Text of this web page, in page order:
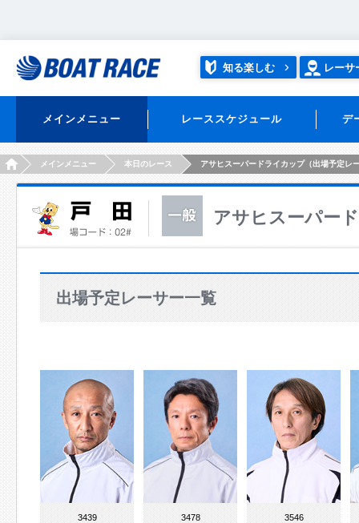
知る楽しむ レーサ
メインメニュー レーススケジュール デ
HOMEメインメニュー 本日のレース アサヒスーパードライカップ（出場予定レ
アサヒスーパー
出場予定レーサー一覧
3439 3478 3546